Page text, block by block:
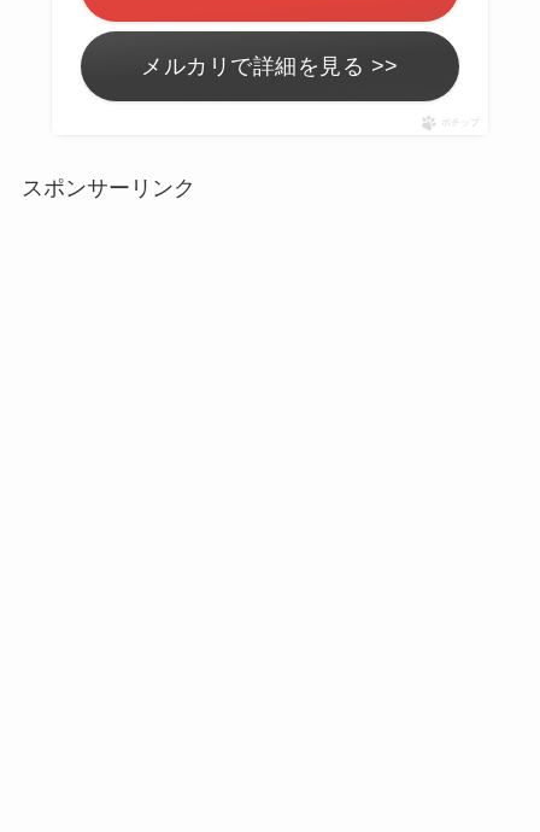
メルカリで詳細を見る >>
ポチップ
スポンサーリンク